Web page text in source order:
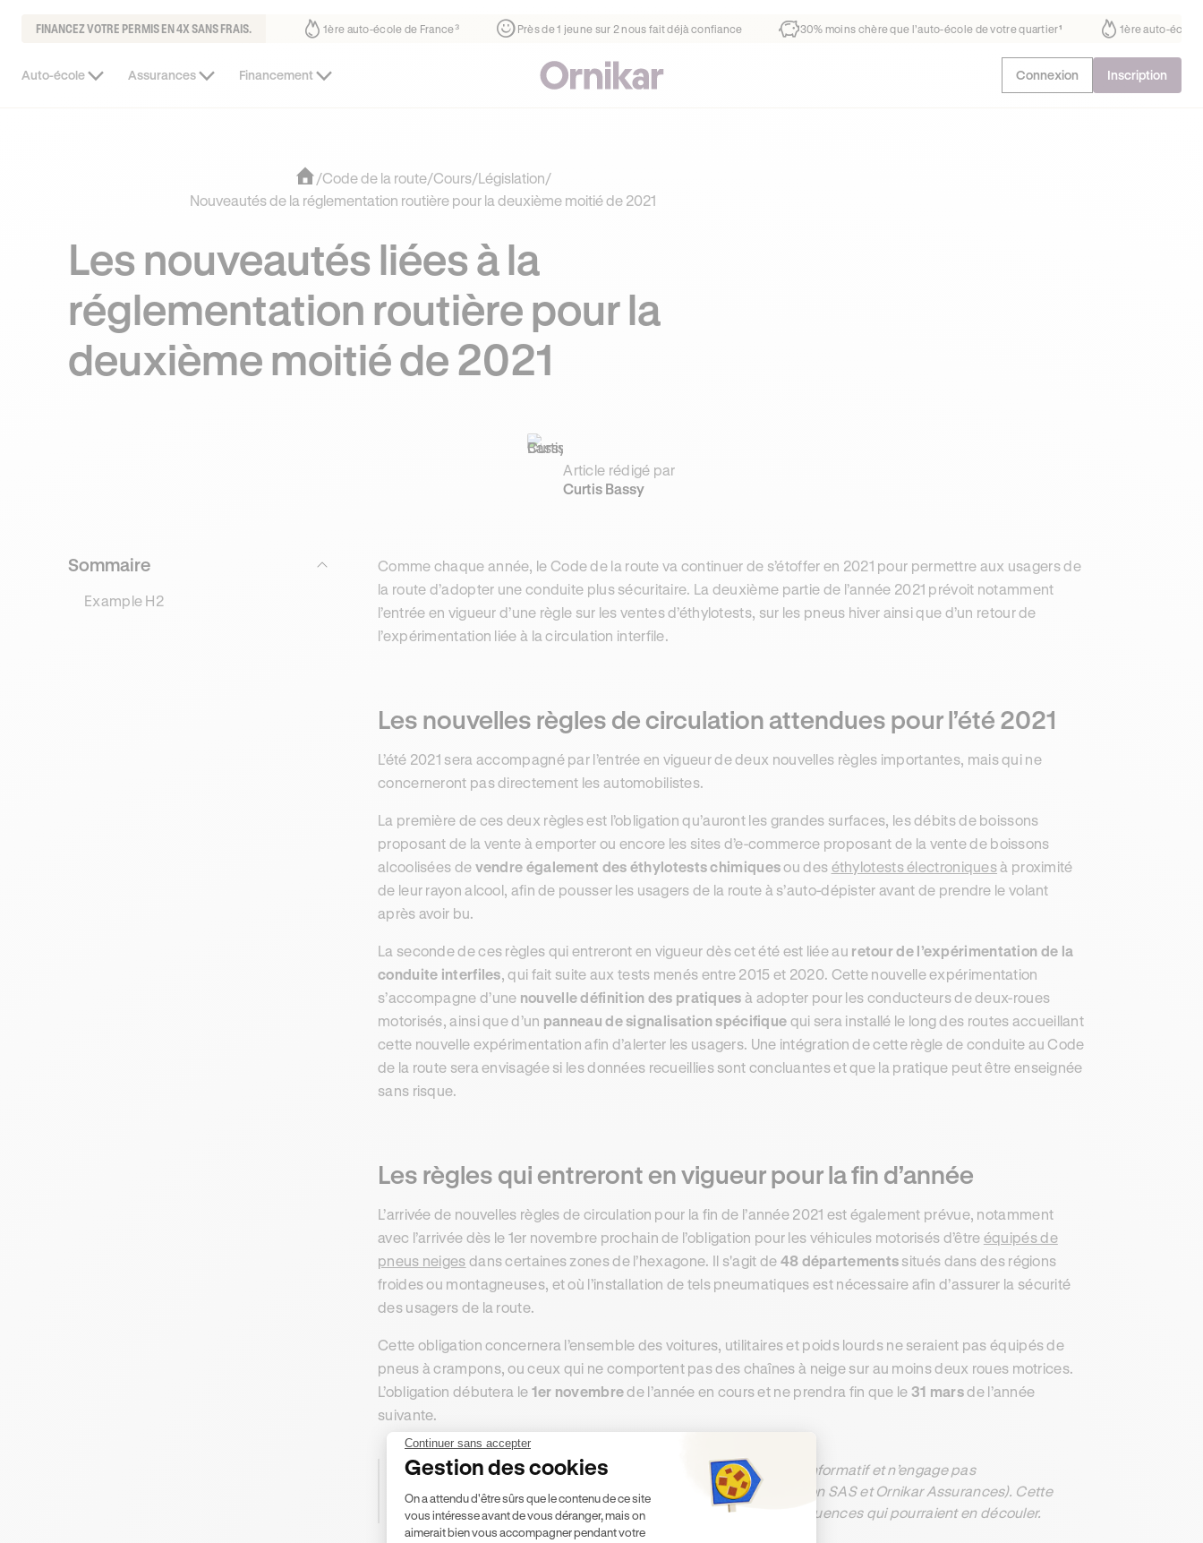
FINANCEZ VOTRE PERMIS EN 4X SANS FRAIS.
fait déjà confiance 30% moins chère que l’auto-école de votre quartier ¹ 1ère auto-école de France³ Près de 1 jeune sur 2 nous fait déjà confiance 30% moins chère que l’auto-école de votre
Auto-école Assurances Financement Connexion Inscription
/Code de la route/Cours/Législation/
Nouveautés de la réglementation routière pour la deuxième moitié de 2021
Les nouveautés liées à la
réglementation routière pour la
deuxième moitié de 2021
Article rédigé par
Curtis Bassy
Sommaire
Example H2
Comme chaque année, le Code de la route va continuer de s’étoffer en 2021 pour permettre aux usagers de
la route d’adopter une conduite plus sécuritaire. La deuxième partie de l’année 2021 prévoit notamment
l’entrée en vigueur d’une règle sur les ventes d’éthylotests, sur les pneus hiver ainsi que d’un retour de
l’expérimentation liée à la circulation interfile.
Les nouvelles règles de circulation attendues pour l’été 2021
L’été 2021 sera accompagné par l’entrée en vigueur de deux nouvelles règles importantes, mais qui ne
concerneront pas directement les automobilistes.
La première de ces deux règles est l’obligation qu’auront les grandes surfaces, les débits de boissons
proposant de la vente à emporter ou encore les sites d’e-commerce proposant de la vente de boissons
alcoolisées de vendre également des éthylotests chimiquesou des éthylotests électroniquesà proximité
de leur rayon alcool, afin de pousser les usagers de la route à s’auto-dépister avant de prendre le volant
après avoir bu.
La seconde de ces règles qui entreront en vigueur dès cet été est liée au retour de l’expérimentation de la
conduite interfiles, qui fait suite aux tests menés entre 2015 et 2020. Cette nouvelle expérimentation
s’accompagne d’une nouvelle définition des pratiques à adopter pour les conducteurs de deux-roues
motorisés, ainsi que d’un panneau de signalisation spécifique qui sera installé le long des routes accueillant
cette nouvelle expérimentation afin d’alerter les usagers. Une intégration de cette règle de conduite au Code
de la route sera envisagée si les données recueillies sont concluantes et que la pratique peut être enseignée
sans risque.
Les règles qui entreront en vigueur pour la fin d’année
L’arrivée de nouvelles règles de circulation pour la fin de l’année 2021 est également prévue, notamment
avec l’arrivée dès le 1er novembre prochain de l’obligation pour les véhicules motorisés d’être équipés de
pneus neiges dans certaines zones de l’hexagone. Il s'agit de 48 départements situés dans des régions
froides ou montagneuses, et où l’installation de tels pneumatiques est nécessaire afin d’assurer la sécurité
des usagers de la route.
Cette obligation concernera l’ensemble des voitures, utilitaires et poids lourds ne seraient pas équipés de
pneus à crampons, ou ceux qui ne comportent pas des chaînes à neige sur au moins deux roues motrices.
L’obligation débutera le 1er novembrede l’année en cours et ne prendra fin que le 31 marsde l’année
suivante.
Le contenu dans cet article présente uniquement un caractère informatif et n’engage pas
contractuellement Ornikar (à savoir les entités Marianne Formation SAS et Ornikar Assurances). Cette
dernière décline toute responsabilité sur les décisions et conséquences qui pourraient en découler.
Continuer sans accepter
Gestion des cookies
Plateforme de Gestion du Consentement : Personnalisez vos Options
On a attendu d'être sûrs que le contenu de ce site
vous intéresse avant de vous déranger, mais on
aimerait bien vous accompagner pendant votre